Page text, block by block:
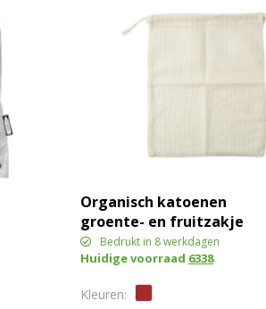
Organisch katoenen
groente- en fruitzakje
Freddy
Bedrukt in 8 werkdagen
Huidige voorraad 6338